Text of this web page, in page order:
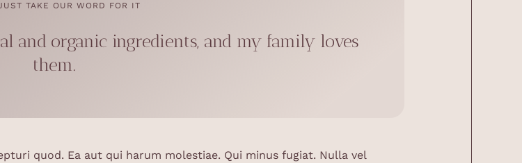
TAKE OUR WORD FOR IT
and organic ingredients, and my family loves
them.
quod. Ea aut qui harum molestiae. Qui minus fugiat. Nulla vel